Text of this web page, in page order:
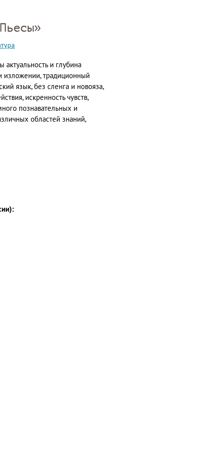
и глубина
изложении, традиционный
язык, без сленга и новояза,
искренность чувств,
познавательных и
областей знаний,